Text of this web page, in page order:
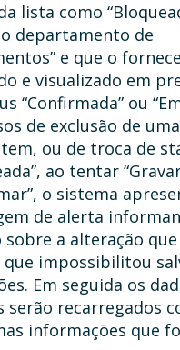
lista como
departamento de
e que o
e visualizado em
“Confirmada” ou
de exclusão de
ou de troca de
ao tentar
o sistema
de alerta
sobre a alteração
que impossibilitou
Em seguida os
serão recarregados
informações que